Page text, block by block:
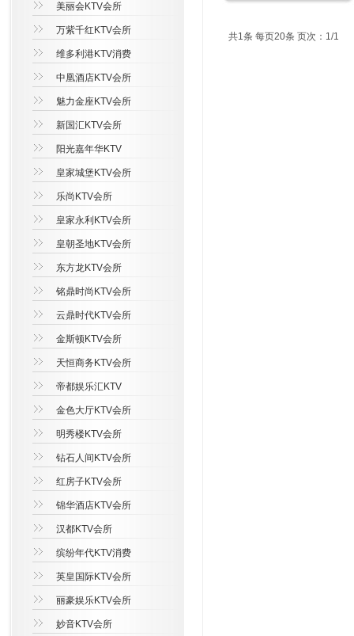
共1条 每页20条 页次：1/1
美丽会KTV会所
万紫千红KTV会所
维多利港KTV消费
中凰酒店KTV会所
魅力金座KTV会所
新国汇KTV会所
阳光嘉年华KTV
皇家城堡KTV会所
乐尚KTV会所
皇家永利KTV会所
皇朝圣地KTV会所
东方龙KTV会所
铭鼎时尚KTV会所
云鼎时代KTV会所
金斯顿KTV会所
天恒商务KTV会所
帝都娱乐汇KTV
金色大厅KTV会所
明秀楼KTV会所
钻石人间KTV会所
红房子KTV会所
锦华酒店KTV会所
汉都KTV会所
缤纷年代KTV消费
英皇国际KTV会所
丽豪娱乐KTV会所
妙音KTV会所